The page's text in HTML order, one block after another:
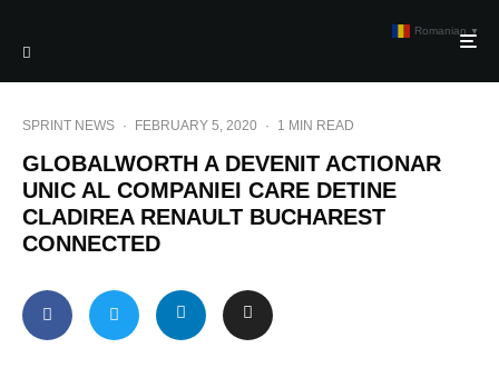
SPRINT NEWS · FEBRUARY 5, 2020 · 1 MIN READ
GLOBALWORTH A DEVENIT ACTIONAR
UNIC AL COMPANIEI CARE DETINE
CLADIREA RENAULT BUCHAREST
CONNECTED
Romanian ▼